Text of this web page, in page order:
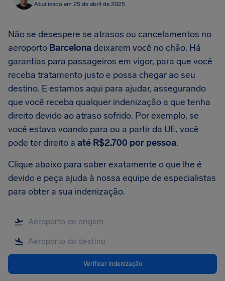
Atualizado em 25 de abril de 2025
Não se desespere se atrasos ou cancelamentos no
aeroporto Barcelona deixarem você no chão. Há
garantias para passageiros em vigor, para que você
receba tratamento justo e possa chegar ao seu
destino. E estamos aqui para ajudar, assegurando
que você receba qualquer indenização a que tenha
direito devido ao atraso sofrido. Por exemplo, se
você estava voando para ou a partir da UE, você
pode ter direito a até R$2.700 por pessoa.
Clique abaixo para saber exatamente o que lhe é
devido e peça ajuda à nossa equipe de especialistas
para obter a sua indenização.
Verificar indenização